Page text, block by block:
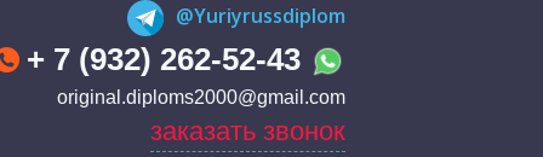
@Yuriyrussdiplom
+ 7 (932) 262-52-43
original.diploms2000@gmail.com
заказать звонок